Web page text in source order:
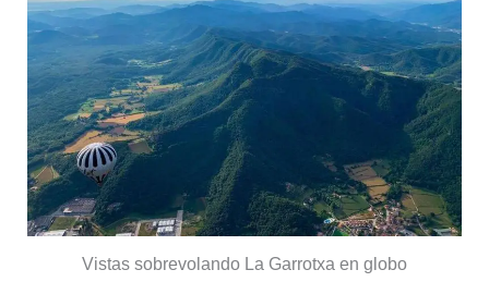
Vistas sobrevolando La Garrotxa en globo